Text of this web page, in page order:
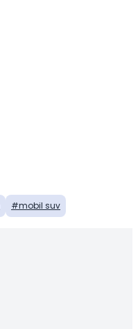
mobil suv